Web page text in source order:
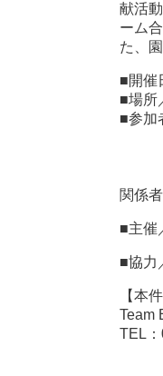
献活
ーム
た、
■開
■場所
■参加
愛
学
愛
関係者
■主催
■協力
【本
Team
TEL